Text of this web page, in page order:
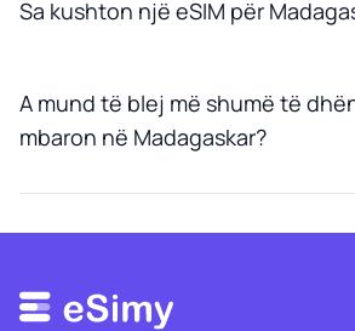
Sa kushton një eSIM për
A mund të blej më shumë të
mbaron në Madagaskar?